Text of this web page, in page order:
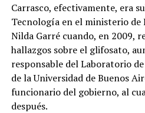
Carrasco, efectivamente, era
Tecnología en el ministerio de
Nilda Garré cuando, en 2009,
hallazgos sobre el glifosato,
responsable del Laboratorio
de la Universidad de Buenos
funcionario del gobierno, al
después.